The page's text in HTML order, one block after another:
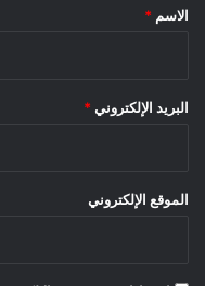
*
الاسم *
البريد الإلكتروني *
الموقع الإلكتروني